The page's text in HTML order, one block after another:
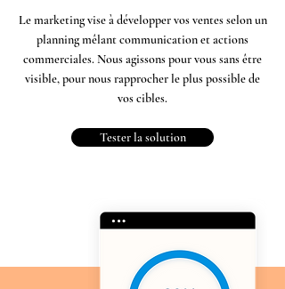
Le marketing vise à développer vos ventes selon un
planning mêlant communication et actions
commerciales. Nous agissons pour vous sans être
visible, pour nous rapprocher le plus possible de
vos cibles.
Tester la solution